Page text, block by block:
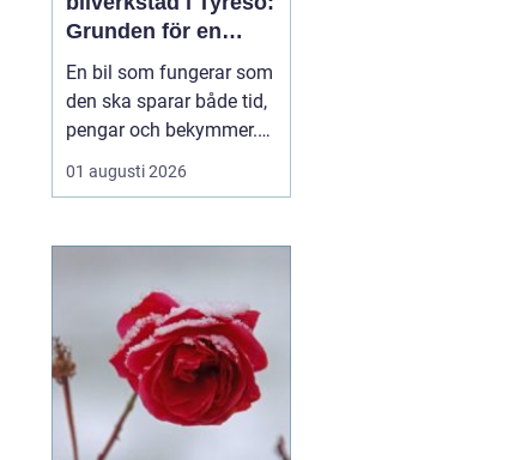
Grunden för en
trygg och hållbar
bilvardag
En bil som fungerar som
den ska sparar både tid,
pengar och bekymmer.
För många förare blir
servicefrågan ändå
tills en varningslampa
känns fel. Ge...
01 augusti 2026